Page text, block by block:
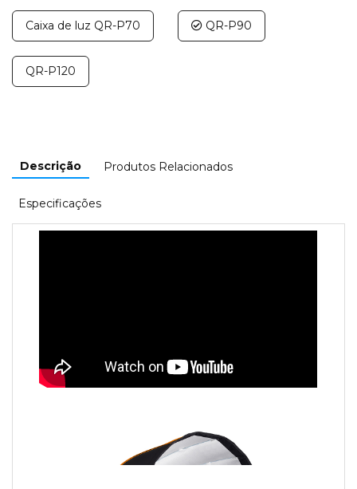
Caixa de luz QR-P70 QR-P90
QR-P120
Descrição Produtos Relacionados
Especificações